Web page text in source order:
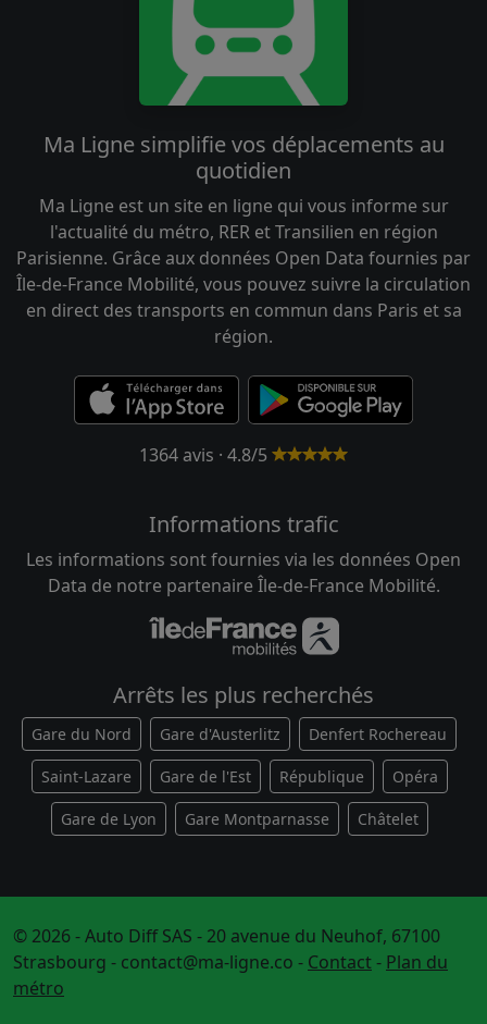
Ma Ligne simplifie vos déplacements au
quotidien
Ma Ligne est un site en ligne qui vous informe sur
l'actualité du métro, RER et Transilien en région
Parisienne. Grâce aux données Open Data fournies par
Île-de-France Mobilité, vous pouvez suivre la circulation
en direct des transports en commun dans Paris et sa
région.
1364 avis · 4.8/5
Informations trafic
Les informations sont fournies via les données Open
Data de notre partenaire Île-de-France Mobilité.
Arrêts les plus recherchés
Gare du Nord Gare d'Austerlitz Denfert Rochereau
Saint-Lazare Gare de l'Est République Opéra
Gare de Lyon Gare Montparnasse Châtelet
© 2026 - Auto Diff SAS - 20 avenue du Neuhof, 67100
Strasbourg - contact@ma-ligne.co - Contact- Plan du
métro